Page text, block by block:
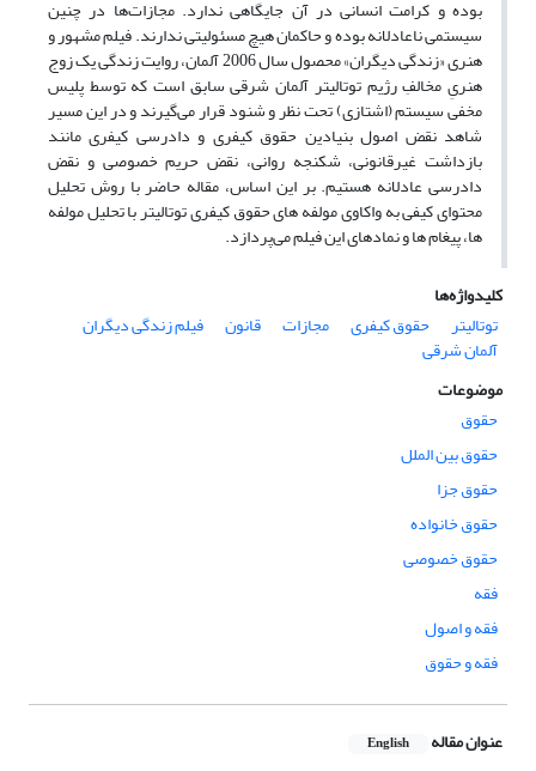
بوده و کرامت انسانی در آن جایگاهی ندارد. مجازات‌ها در چنین
سیستمی ناعادلانه بوده و حاکمان هیچ مسئولیتی ندارند. فیلم مشهور و
هنری «زندگی دیگران» محصول سال 2006 آلمان، روایت زندگی یک زوج
هنریِ مخالفِ رژیم توتالیتر آلمان شرقی سابق است که توسط پلیس
مخفی سیستم (اشتازی) تحت نظر و شنود قرار می‌گیرند و در این مسیر
شاهد نقض اصول بنیادین حقوق کیفری و دادرسی کیفری مانند
بازداشت غیرقانونی، شکنجه روانی، نقض حریم خصوصی و نقض
دادرسی عادلانه هستیم. بر این اساس، مقاله حاضر با روش تحلیل
محتوای کیفی به واکاوی مولفه های حقوق کیفری توتالیتر با تحلیل مولفه
ها، پیغام ها و نمادهای این فیلم می‌پردازد.
کلیدواژه‌ها
توتالیتر
حقوق کیفری مجازات قانون فیلم زندگی دیگران
آلمان شرقی
موضوعات
حقوق
حقوق بین الملل
حقوق جزا
حقوق خانواده
حقوق خصوصی
فقه
فقه و اصول
فقه و حقوق
عنوان مقاله English